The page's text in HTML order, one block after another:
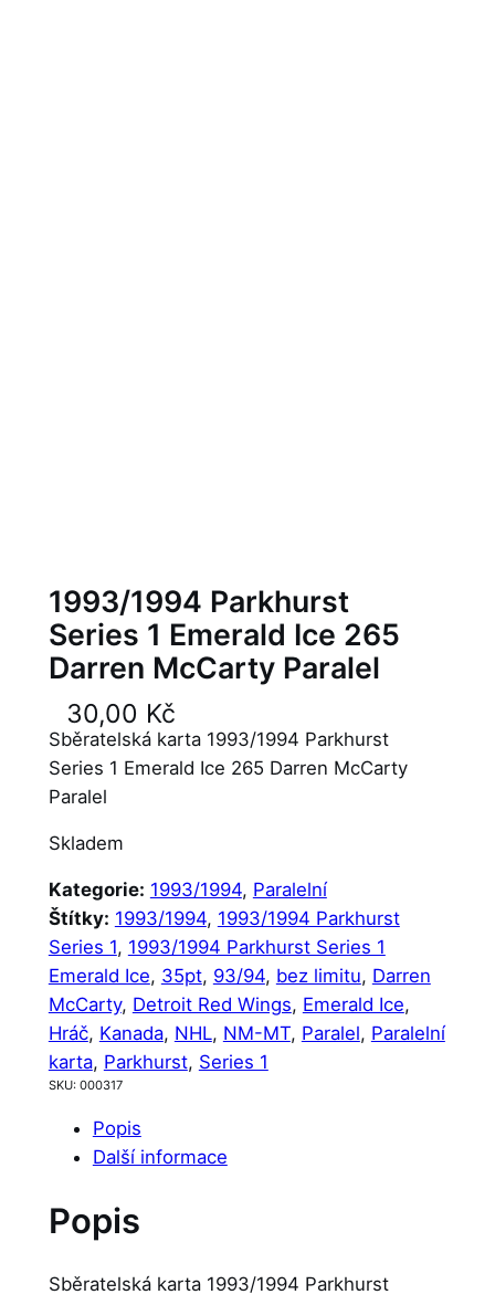
1993/1994 Parkhurst
Series 1 Emerald Ice 265
Darren McCarty Paralel
30,00 Kč
Sběratelská karta 1993/1994 Parkhurst
Series 1 Emerald Ice 265 Darren McCarty
Paralel
Skladem
Kategorie: 1993/1994, Paralelní
Štítky: 1993/1994, 1993/1994 Parkhurst
Series 1, 1993/1994 Parkhurst Series 1
Emerald Ice, 35pt, 93/94, bez limitu, Darren
McCarty, Detroit Red Wings, Emerald Ice
Hráč, Kanada, NHL, NM-MT, Paralel, Paralelní
karta, Parkhurst, Series 1
SKU: 000317
Popis
Další informace
Popis
Sběratelská karta 1993/1994 Parkhurst